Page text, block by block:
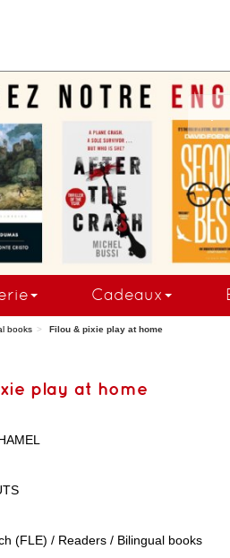
.
Cadeaux
books Filou & pixie play at home
play at home
(FLE) / Readers / Bilingual books